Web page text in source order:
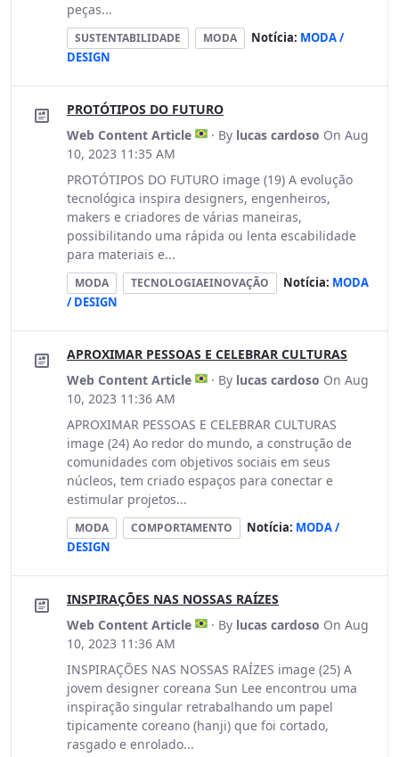
peças...
SUSTENTABILIDADE MODA Notícia: MODA /
DESIGN
PROTÓTIPOS DO FUTURO
Web Content Article
· By lucas cardoso On Aug
10, 2023 11:35 AM
PROTÓTIPOS DO FUTURO image (19) A evolução
tecnológica inspira designers, engenheiros,
makers e criadores de várias maneiras,
possibilitando uma rápida ou lenta escabilidade
para materiais e...
MODA TECNOLOGIAEINOVAÇÃO Notícia: MODA
/ DESIGN
APROXIMAR PESSOAS E CELEBRAR CULTURAS
Web Content Article
· By lucas cardoso On Aug
10, 2023 11:36 AM
APROXIMAR PESSOAS E CELEBRAR CULTURAS
image (24) Ao redor do mundo, a construção de
comunidades com objetivos sociais em seus
núcleos, tem criado espaços para conectar e
estimular projetos...
MODA COMPORTAMENTO Notícia: MODA /
DESIGN
INSPIRAÇÕES NAS NOSSAS RAÍZES
Web Content Article
· By lucas cardoso On Aug
10, 2023 11:36 AM
INSPIRAÇÕES NAS NOSSAS RAÍZES image (25) A
jovem designer coreana Sun Lee encontrou uma
inspiração singular retrabalhando um papel
tipicamente coreano (hanji) que foi cortado,
rasgado e enrolado...